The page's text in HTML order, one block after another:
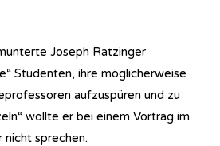
Joseph Ratzinger
Studenten, ihre möglicherweise
aufzuspüren und zu
wollte er bei einem Vortrag im
nicht sprechen.